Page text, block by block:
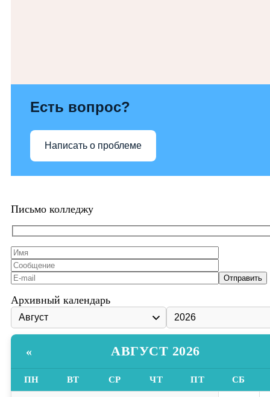
Есть вопрос?
Написать о проблеме
Письмо колледжу
Архивный календарь
« АВГУСТ 2026
ПН ВТ СР ЧТ ПТ СБ